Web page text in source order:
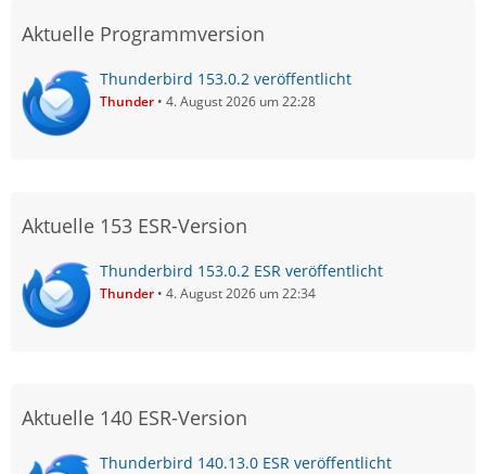
Aktuelle Programmversion
Thunderbird 153.0.2 veröffentlicht
Thunder 4. August 2026 um 22:28
Aktuelle 153 ESR-Version
Thunderbird 153.0.2 ESR veröffentlicht
Thunder 4. August 2026 um 22:34
Aktuelle 140 ESR-Version
Thunderbird 140.13.0 ESR veröffentlicht